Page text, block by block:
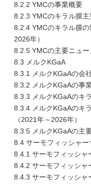
8.2.2 YMCの事業概要
8.2.3 YMCのキラル膜
8.2.4 YMCのキラル膜
2026年）
8.2.5 YMCの主要ニュ
8.3 メルクKGaA
8.3.1 メルクKGaAの会
8.3.2 メルクKGaAの事
8.3.3 メルクKGaAのキ
8.3.4 メルクKGaAのキ
（2021年～2026年）
8.3.5 メルクKGaAの主
8.4 サーモフィッシャ
8.4.1 サーモフィッシャ
8.4.2 サーモフィッシャ
8.4.3 サーモフィッシャ